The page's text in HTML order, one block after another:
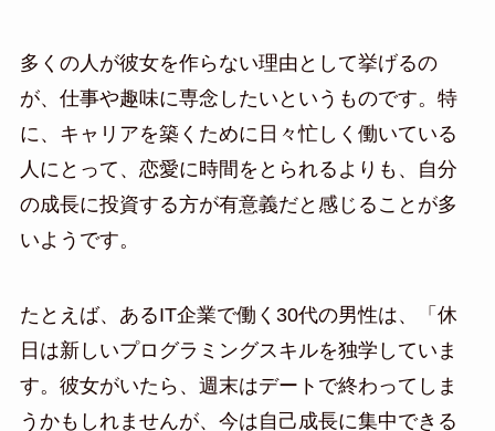
多くの人が彼女を作らない理由として挙げるの
が、仕事や趣味に専念したいというものです。特
に、キャリアを築くために日々忙しく働いている
人にとって、恋愛に時間をとられるよりも、自分
の成長に投資する方が有意義だと感じることが多
いようです。
たとえば、あるIT企業で働く30代の男性は、「休
日は新しいプログラミングスキルを独学していま
す。彼女がいたら、週末はデートで終わってしま
うかもしれませんが、今は自己成長に集中できる